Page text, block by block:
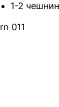
1-2
rn 011